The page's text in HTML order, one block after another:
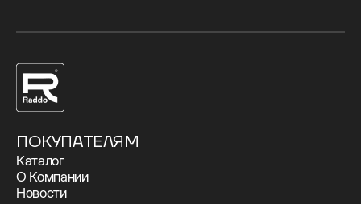
ПОКУПАТЕЛЯМ
Каталог
О Компании
Новости